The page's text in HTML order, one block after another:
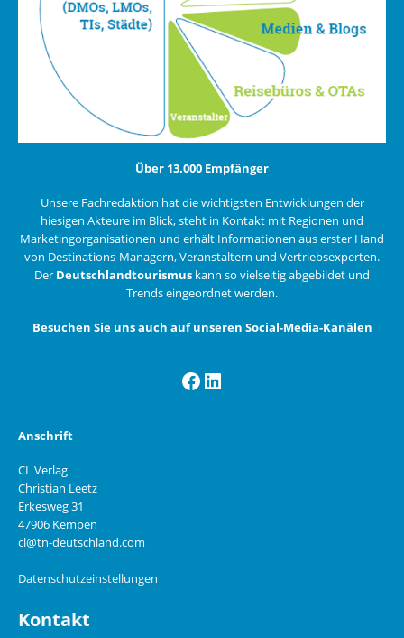
Über 13.000 Empfänger
Unsere Fachredaktion hat die wichtigsten Entwicklungen der
hiesigen Akteure im Blick, steht in Kontakt mit Regionen und
Marketingorganisationen und erhält Informationen aus erster Hand
von Destinations-Managern, Veranstaltern und Vertriebsexperten.
Der Deutschlandtourismus kann so vielseitig abgebildet und
Trends eingeordnet werden.
Besuchen Sie uns auch auf unseren Social-Media-Kanälen
Facebook
LinkedIn
Anschrift
CL Verlag
Christian Leetz
Erkesweg 31
47906 Kempen
cl@tn-deutschland.com
Datenschutzeinstellungen
Kontakt